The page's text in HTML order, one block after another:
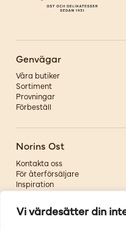
Vi värdesätter din
Genvägar
Våra butiker
Sortiment
Provningar
Förbeställ
Norins Ost
Kontakta oss
För återförsäljare
Inspiration
Om oss